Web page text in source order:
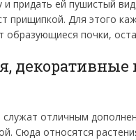
и придать ей пушистый
прищипкой. Для этого
почки,
служат отличным
Сюда относятся